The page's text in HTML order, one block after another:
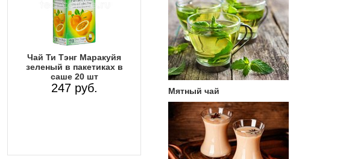
Чай Ти Тэнг Маракуйя
зеленый в пакетиках в
саше 20 шт
247 руб. Мятный чай